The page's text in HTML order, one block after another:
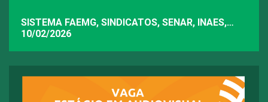
SISTEMA FAEMG, SINDICATOS, SENAR, INAES,
FAEMG
10/02/2026